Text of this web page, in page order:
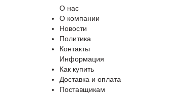
О нас
О компании
Новости
Политика
Контакты
Информация
Как купить
Доставка и оплата
Поставщикам